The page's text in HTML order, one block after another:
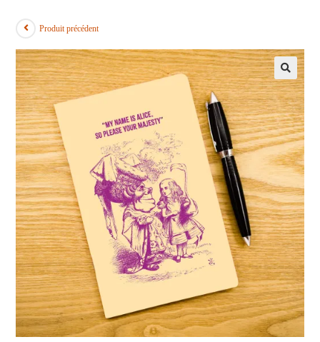
Produit précédent